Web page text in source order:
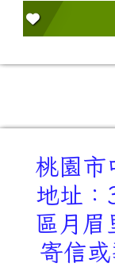
桃園市
地址
區月眉
寄信